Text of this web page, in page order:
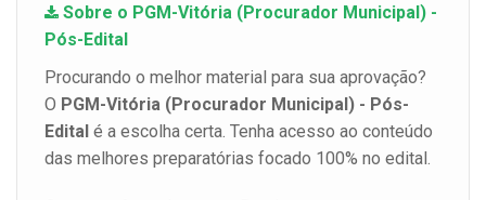
Sobre o PGM-Vitória (Procurador Municipal) -
Pós-Edital
Procurando o melhor material para sua aprovação?
O PGM-Vitória (Procurador Municipal) - Pós-
Edital é a escolha certa. Tenha acesso ao conteúdo
das melhores preparatórias focado 100% no edital.